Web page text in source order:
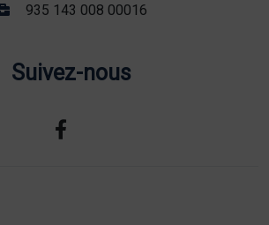
935 143 008 00016
Suivez-nous